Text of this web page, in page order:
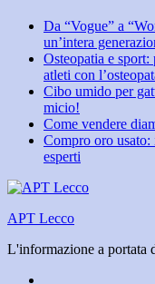
Da “Vogue” a
un’intera
Osteopatia e
atleti con
Cibo umido per
micio!
Come vendere
Compro oro usato:
esperti
APT Lecco
L'informazione a portata